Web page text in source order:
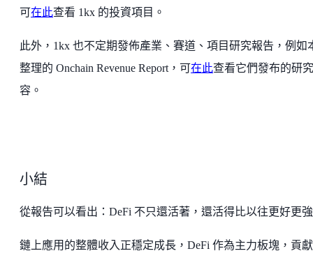
可在此查看 1kx 的投資項目。
此外，1kx 也不定期發佈產業、賽道、項目研究報告，例如
整理的 Onchain Revenue Report，可在此查看它們發布的研
容。
小結
從報告可以看出：DeFi 不只還活著，還活得比以往更好更
鏈上應用的整體收入正穩定成長，DeFi 作為主力板塊，貢